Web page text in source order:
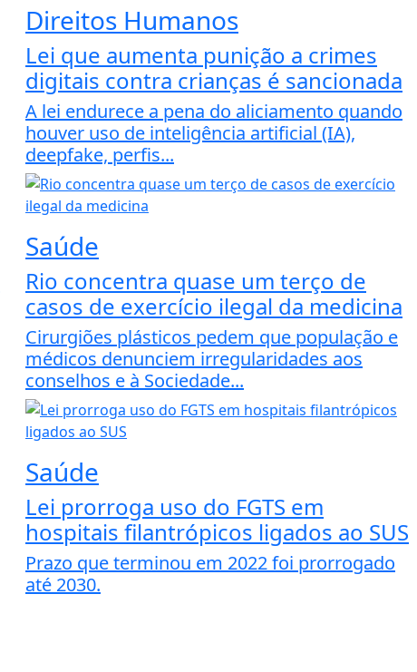
Direitos Humanos
Lei que aumenta punição a crimes
digitais contra crianças é sancionada
A lei endurece a pena do aliciamento quando
houver uso de inteligência artificial (IA),
deepfake, perfis...
Saúde
Rio concentra quase um terço de
casos de exercício ilegal da medicina
Cirurgiões plásticos pedem que população e
médicos denunciem irregularidades aos
conselhos e à Sociedade...
Saúde
Lei prorroga uso do FGTS em
hospitais filantrópicos ligados ao SUS
Prazo que terminou em 2022 foi prorrogado
até 2030.